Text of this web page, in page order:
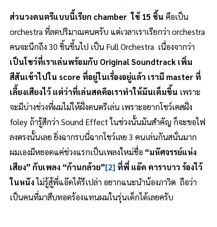
ส่วนวงดนตรีแบบนี้เรียก chamber ใช้ 15 ชิ้น คือเป็น
orchestra ที่ลดปริมาณคนครับ แต่เวลาเราเรียกว่า orchestra
คนจะนึกถึง 30 ชิ้นขึ้นไป เป็น Full Orchestra เนื่องจากว่า
เป็นโชว์ที่เราเล่นพร้อมกับ Original Soundtrack เพิ่ม
สีสันเข้าไปใน score ที่อยู่ในเรื่องอยู่แล้ว เรามี master ที่
เลี้ยงเสียงไว้ แต่ว่าที่เล่นสดคือเราทำให้มันเต็มขึ้น เพราะ
จะมีบ่างช่วงที่ผมไม่ให้ฝั่งดนตรีเล่น เพราะอยากโชว์เคสฝั่ง
foley ถ้ารู้สึกว่า Sound Effect ในช่วงนั้นมันสำคัญ ก็จะขอไฟ
ลงตรงนั้นเลย ยิ่งฉากรบนี่ฉากโชว์เลย 3 คนเล่นกันสนั่นมาก
ผมเองมีหยอดแค่ช่วงแรกเป็นเพลงใหม่ชื่อ “มหัศจรรย์แห่ง
เสียง” กับเพลง “ก้านกล้วย”[2] ที่พี่ แอ๊ด คาราบาว ร้องไว้
ในหนังไม่รู้สู้พี่แอ๊ดได้รึเปล่า อยากแนะนำน้องภาวิต ถือว่า
เป็นคนที่มาสืบทอดร้องแทนผมในรุ่นเด็กได้เลยครับ